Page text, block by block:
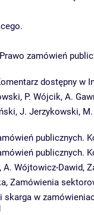
zamówień
dostępny
P. Wójcik, A.
J. Jerzykowski,
publicznych.
publicznych.
A. Wójtowicz-Dawid,
Zamówienia
skarga w